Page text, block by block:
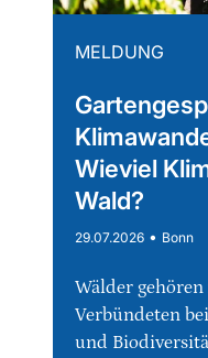
Wieviel
Wald?
MELDUNG
29.07.2026 • Bonn
Wälder
Verbündeten
und